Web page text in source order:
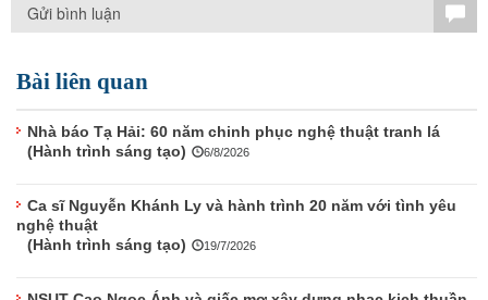
Gửi bình luận
Bài liên quan
Nhà báo Tạ Hải: 60 năm chinh phục nghệ thuật tranh lá
(Hành trình sáng tạo)
6/8/2026
Ca sĩ Nguyễn Khánh Ly và hành trình 20 năm với tình yêu
nghệ thuật
(Hành trình sáng tạo)
19/7/2026